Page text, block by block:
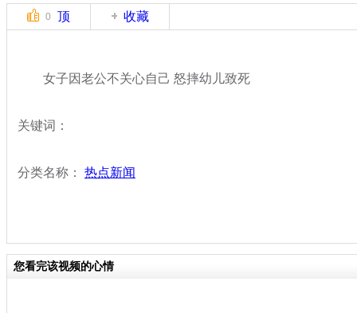
0 顶 收藏
女子因老公不关心自己 怒摔幼儿致死
关键词：
分类名称： 热点新闻
您看完该视频的心情